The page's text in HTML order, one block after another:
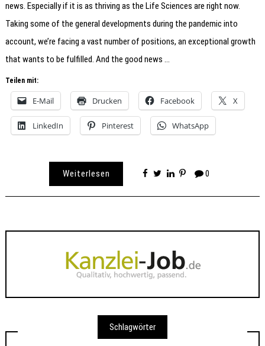
news. Especially if it is as thriving as the Life Sciences are right now.
Taking some of the general developments during the pandemic into
account, we’re facing a vast number of positions, an exceptional growth
that wants to be fulfilled. And the good news …
Teilen mit:
E-Mail Drucken Facebook X
LinkedIn Pinterest WhatsApp
Weiterlesen 0
Schlagwörter